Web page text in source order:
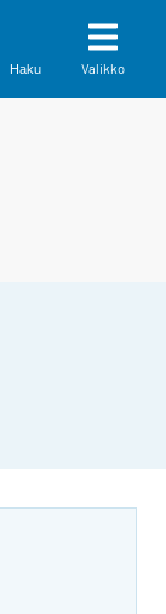
Haku Valikko